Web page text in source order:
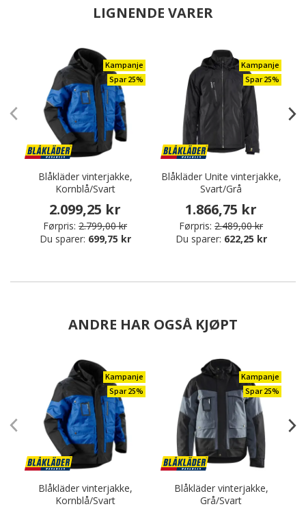
LIGNENDE VARER
Kampanje
Spar 25%
Blåkläder vinterjakke,
Kornblå/Svart
2.099,25 kr
Førpris: 2.799,00 kr
Du sparer: 699,75 kr
Kampanje
Spar 25%
Blåkläder Unite vinterjakke,
Svart/Grå
1.866,75 kr
Førpris: 2.489,00 kr
Du sparer: 622,25 kr
ANDRE HAR OGSÅ KJØPT
Kampanje
Spar 25%
Blåkläder vinterjakke,
Kornblå/Svart
Kampanje
Spar 25%
Blåkläder vinterjakke,
Grå/Svart